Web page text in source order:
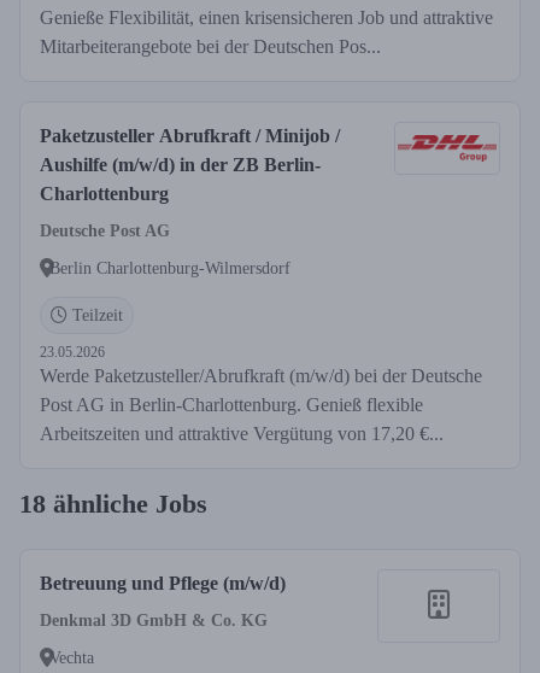
Genieße Flexibilität, einen krisensicheren Job und attraktive
Mitarbeiterangebote bei der Deutschen Pos...
Paketzusteller Abrufkraft / Minijob /
Aushilfe (m/w/d) in der ZB Berlin-
Charlottenburg
Deutsche Post AG
Berlin Charlottenburg-Wilmersdorf
Teilzeit
23.05.2026
Werde Paketzusteller/Abrufkraft (m/w/d) bei der Deutsche
Post AG in Berlin-Charlottenburg. Genieß flexible
Arbeitszeiten und attraktive Vergütung von 17,20 €...
18 ähnliche Jobs
Betreuung und Pflege (m/w/d)
Denkmal 3D GmbH & Co. KG
Vechta